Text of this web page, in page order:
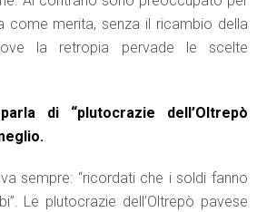
come merita, senza il ricambio della
la retropia pervade le scelte
di “plutocrazie dell’Oltrepò
sempre: “ricordati che i soldi fanno
Le plutocrazie dell’Oltrepò pavese